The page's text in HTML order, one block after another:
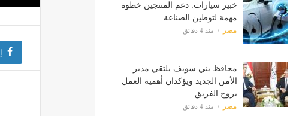
خبير سيارات: دعم المنتجين خطوة
مهمة لتوطين الصناعة
مصر منذ 4 دقائق
محافظ بني سويف يلتقي مدير
الأمن الجديد ويؤكدان أهمية العمل
بروح الفريق
مصر منذ 4 دقائق